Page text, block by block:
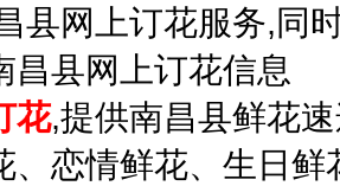
县网上订花服务,同
昌县网上订花信息
花,提供南昌县鲜花
、恋情鲜花、生日